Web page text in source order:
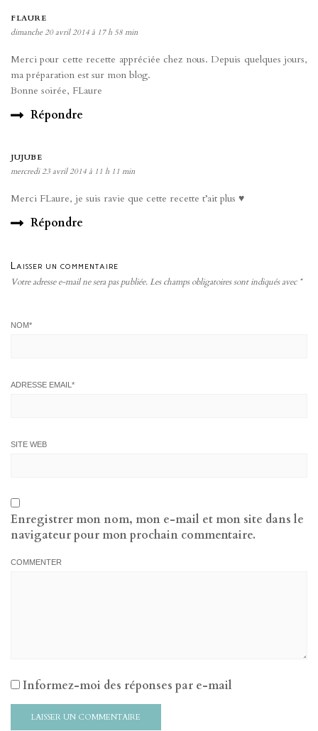
FLAURE
dimanche 20 avril 2014 à 17 h 58 min
Merci pour cette recette appréciée chez nous. Depuis quelques jours,
ma préparation est sur mon blog.
Bonne soirée, FLaure
Répondre
JUJUBE
mercredi 23 avril 2014 à 11 h 11 min
Merci FLaure, je suis ravie que cette recette t’ait plus ♥
Répondre
Laisser un commentaire
Votre adresse e-mail ne sera pas publiée.Les champs obligatoires sont indiqués avec *
NOM*
ADRESSE EMAIL *
SITE WEB
Enregistrer mon nom, mon e-mail et mon site dans le
navigateur pour mon prochain commentaire.
COMMENTER
Informez-moi des réponses par e-mail